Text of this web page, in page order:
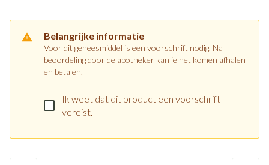
Belangrijke informatie
Voor dit geneesmiddel is een voorschrift nodig. Na
beoordeling door de apotheker kan je het komen afhalen
en betalen.
Ik weet dat dit product een voorschrift
vereist.